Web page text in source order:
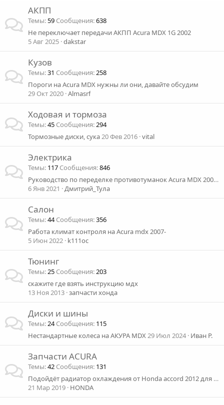
АКПП
Темы 59 Сообщения 638
Не переключает передачи АКПП Acura MDX 1G 2002
5 Авг 2025 dakstar
Кузов
Темы 31 Сообщения 258
Пороги на Acura MDX нужны ли они, давайте обсудим
29 Окт 2020 Almasrf
Ходовая и тормоза
Темы 45 Сообщения 294
Тормозные диски, сука20 Фев 2016 vital
Электрика
Темы 117 Сообщения 846
Руководство по переделке противотуманок Acura MDX 2004-2006
6 Янв 2021
Дмитрий_Тула
Салон
Темы 44 Сообщения 356
Работа климат контроля на Acura mdx 2007-
5 Июн 2022 k111oc
Тюнинг
Темы 25 Сообщения 203
скажите где взять инструкцию мдх
13 Ноя 2013 запчасти хонда
Диски и шины
Темы 24 Сообщения 115
Нестандартные колеса на АКУРА MDX29 Июл 2024 Иван Р.
Запчасти ACURA
Темы 42 Сообщения 131
Подойдёт радиатор охлаждения от Honda accord 2012 для acura Mdx 2003 года
21 Мар 2019 HONDA